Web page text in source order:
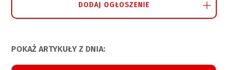
DODAJ OGŁOSZENIE
POKAŻ ARTYKUŁY Z DNIA: